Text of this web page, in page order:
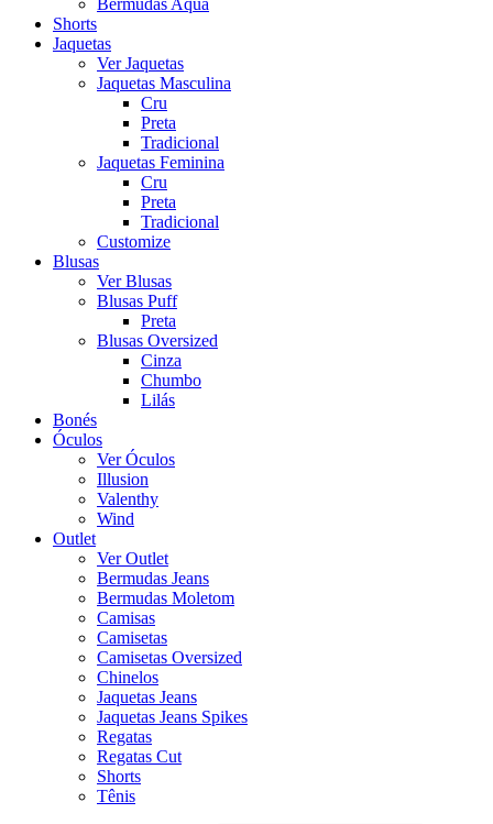
Bermudas Aqua
Shorts
Jaquetas
Ver Jaquetas
Jaquetas Masculina
Cru
Preta
Tradicional
Jaquetas Feminina
Cru
Preta
Tradicional
Customize
Blusas
Ver Blusas
Blusas Puff
Preta
Blusas Oversized
Cinza
Chumbo
Lilás
Bonés
Óculos
Ver Óculos
Illusion
Valenthy
Wind
Outlet
Ver Outlet
Bermudas Jeans
Bermudas Moletom
Camisas
Camisetas
Camisetas Oversized
Chinelos
Jaquetas Jeans
Jaquetas Jeans Spikes
Regatas
Regatas Cut
Shorts
Tênis